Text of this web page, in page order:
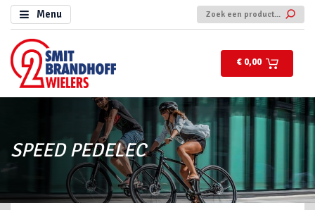
Menu
€ 0,00
SPEED PEDELEC